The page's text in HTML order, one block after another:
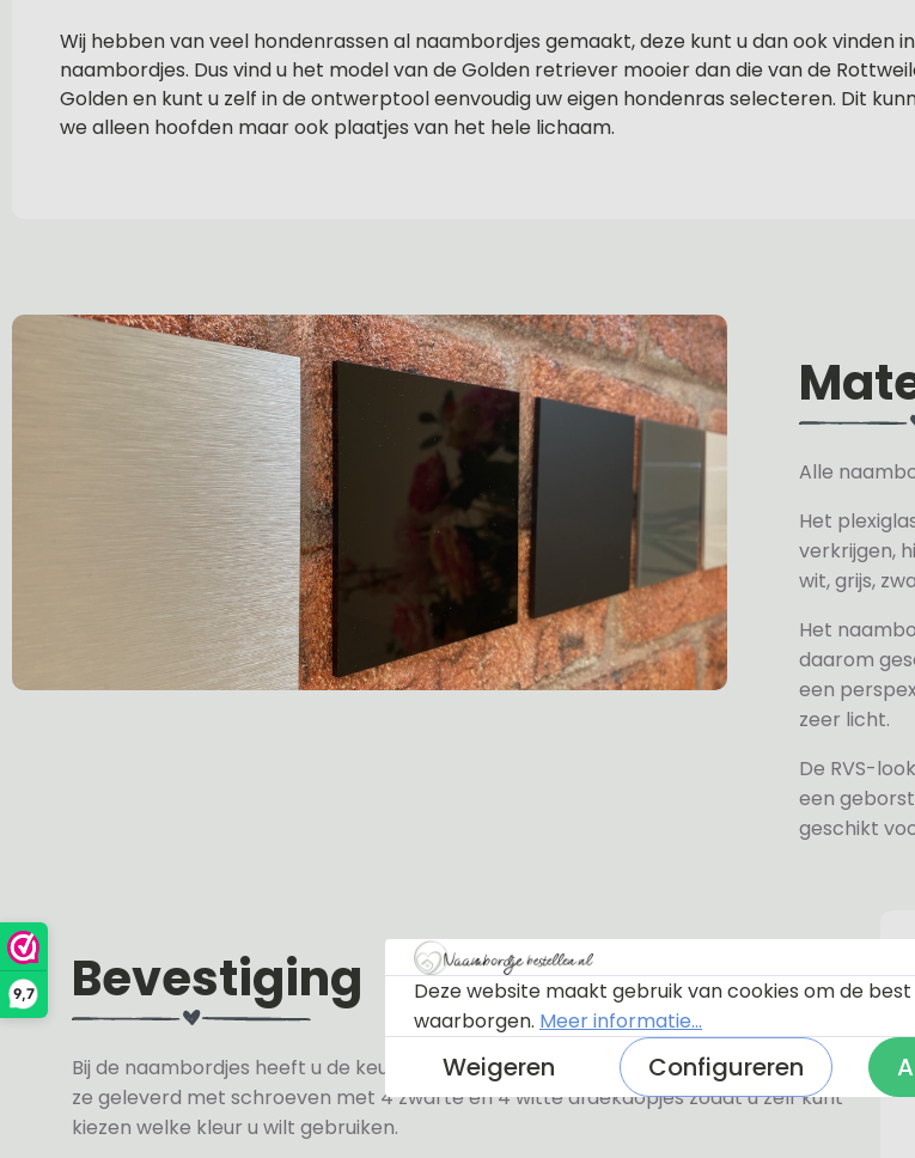
9,7
Wij hebben van veel hondenrassen al naambordjes gemaakt, deze kunt u dan ook vinden
naambordjes. Dus vind u het model van de Golden retriever mooier dan die van de
Golden en kunt u zelf in de ontwerptool eenvoudig uw eigen hondenras selecteren. Dit
we alleen hoofden maar ook plaatjes van het hele lichaam.
Alle
Het
verkrijgen,
wit, grijs,
Het
daarom
een
zeer licht.
De RVS-
een
geschikt
Bevestiging
Bij de naambordjes heeft u de keuze uit 3 soorten bevestiging. Standaard worden
ze geleverd met schroeven met 4 zwarte en 4 witte afdekdopjes zodat u zelf kunt
kiezen welke kleur u wilt gebruiken.
Deze website maakt gebruik van cookies om de
waarborgen. Meer informatie...
Weigeren Configureren